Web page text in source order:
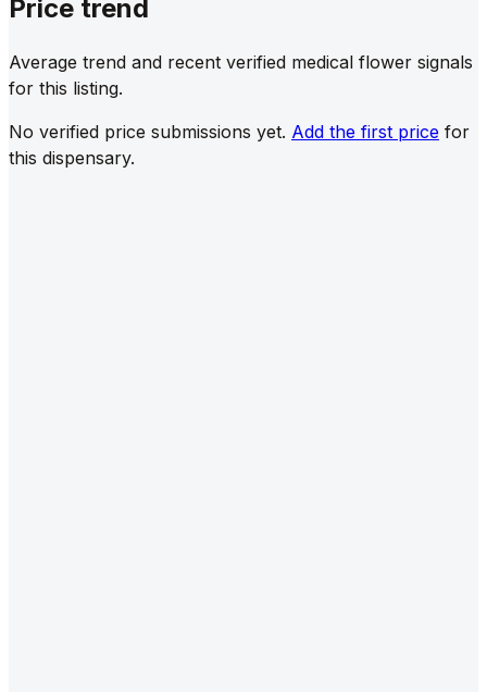
Price trend
Average trend and recent verified medical flower signals
for this listing.
No verified price submissions yet. Add the first price for
this dispensary.